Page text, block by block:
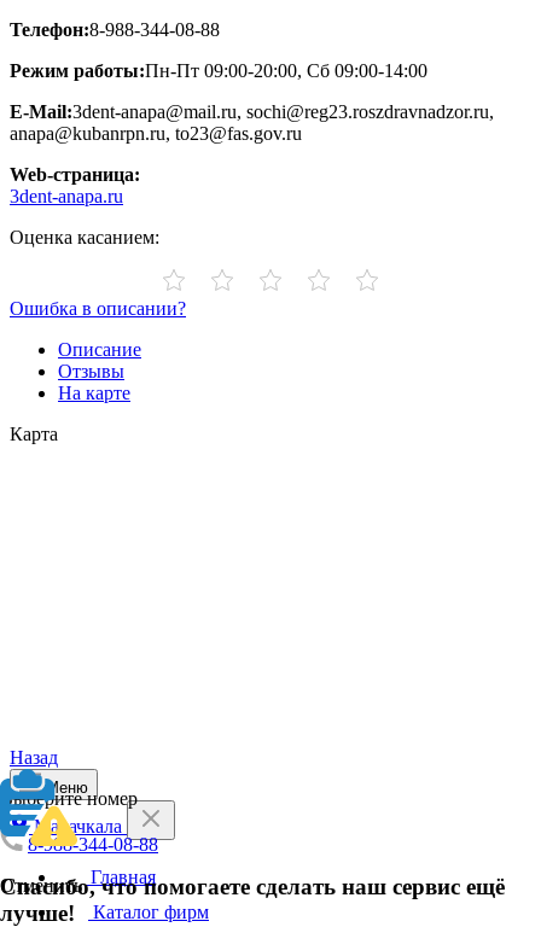
Телефон:8-988-344-08-88
Режим работы:Пн-Пт 09:00-20:00, Сб 09:00-14:00
E-Mail:3dent-anapa@mail.ru, sochi@reg23.roszdravnadzor.ru,
anapa@kubanrpn.ru, to23@fas.gov.ru
Web-страница:
3dent-anapa.ru
Оценка касанием:
Ошибка в описании?
Описание
Отзывы
На карте
Карта
Назад
Выберите номер
8-988-344-08-88
Отменить
Спасибо, что помогаете сделать наш сервис ещё
лучше!
Меню
Махачкала
Главная
Каталог фирм